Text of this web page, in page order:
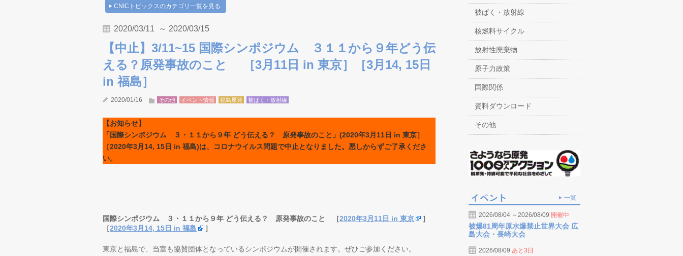
CNICトピックスのカテゴリ一覧を見る
2020/03/11 ～ 2020/03/15
【中止】3/11~15 国際シンポジウム ３１１から９年どう伝
える？原発事故のこと ［3月11日 in 東京］［3月14, 15日
in 福島］
2020/01/16 その他 イベント情報 福島原発 被ばく・放射線
【お知らせ】
「国際シンポジウム ３・１１から９年 どう伝える？ 原発事故のこと」(2020年3月11日 in 東京］
［2020年3月14, 15日 in 福島)は、コロナウイルス問題で中止となりました。悪しからずご了承くださ
い。
国際シンポジウム ３・１１から９年 どう伝える？ 原発事故のこと ［2020年3月11日 in 東京
］
［2020年3月14, 15日 in 福島 ］
東京と福島で、当室も協賛団体となっているシンポジウムが開催されます。ぜひご参加ください。
被ばく・放射線
核燃料サイクル
放射性廃棄物
原子力政策
国際関係
資料ダウンロード
その他
一覧
2026/08/04 ～2026/08/09 開催中
被爆81周年原水爆禁止世界大会 広
島大会・長崎大会
2026/08/09 あと3日